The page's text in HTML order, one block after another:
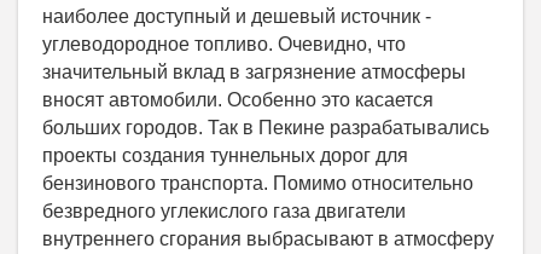
наиболее доступный и дешевый источник -
углеводородное топливо. Очевидно, что
значительный вклад в загрязнение атмосферы
вносят автомобили. Особенно это касается
больших городов. Так в Пекине разрабатывались
проекты создания туннельных дорог для
бензинового транспорта. Помимо относительно
безвредного углекислого газа двигатели
внутреннего сгорания выбрасывают в атмосферу